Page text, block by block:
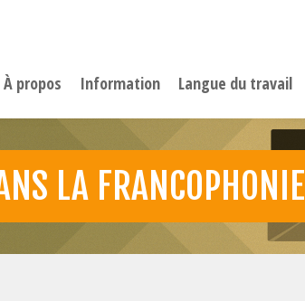
À propos Information Langue du travail
LA FRANCOPHONIE